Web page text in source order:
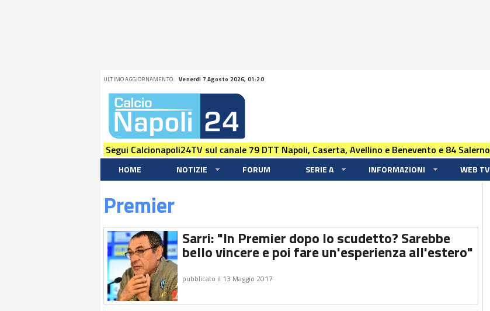
ULTIMO AGGIORNAMENTO: Venerdi 7 Agosto 2026, 01:20
Segui Calcionapoli24TV sul canale 79 DTT Napoli, Caserta, Avellino e Benevento e 84 Salerno
HOME NOTIZIE FORUM SERIE A INFORMAZIONI WEB TV
Premier
Sarri: "In Premier dopo lo scudetto? Sarebbe
bello vincere e poi fare un'esperienza all'estero"
pubblicato il 13 Maggio 2017